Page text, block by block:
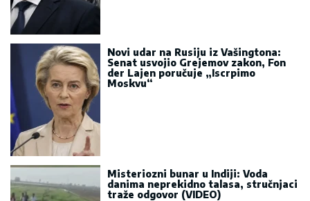
Novi udar na Rusiju iz Vašingtona:
Senat usvojio Grejemov zakon, Fon
der Lajen poručuje „Iscrpimo
Moskvu“
Misteriozni bunar u Indiji: Voda
danima neprekidno talasa, stručnjaci
traže odgovor (VIDEO)